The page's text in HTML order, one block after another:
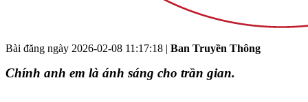
Bài đăng ngày 2026-02-08 11:17:18 | Ban Truyền Thông
Chính anh em là ánh sáng cho trần gian.